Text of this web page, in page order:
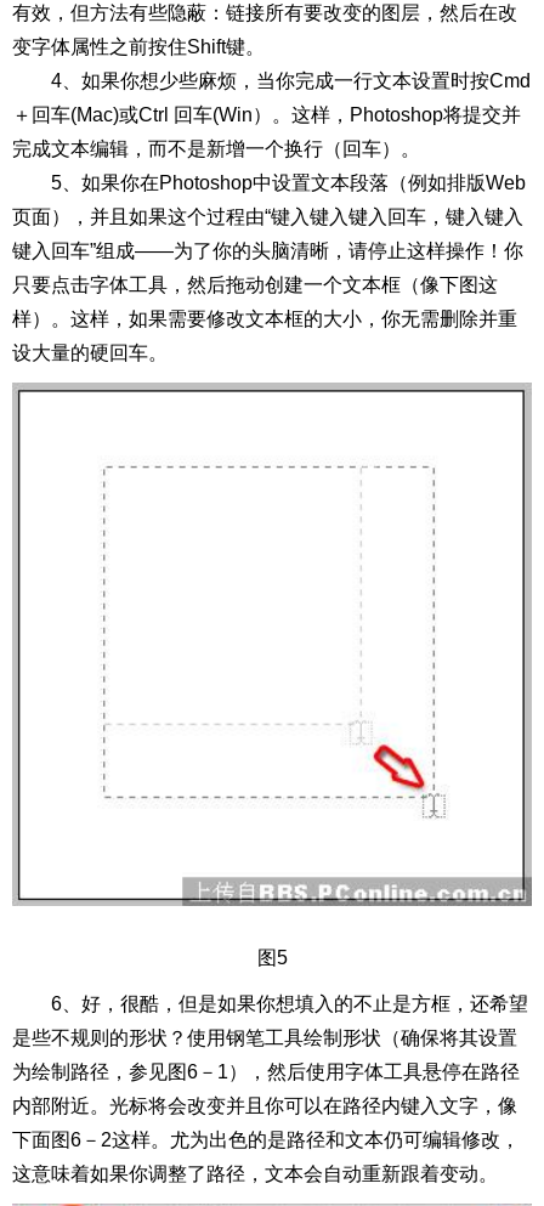
有效，但方法有些隐蔽：链接所有要改变的图层，然后在改
变字体属性之前按住Shift键。
4、如果你想少些麻烦，当你完成一行文本设置时按Cmd
＋回车(Mac)或Ctrl 回车(Win）。这样，Photoshop将提交并
完成文本编辑，而不是新增一个换行（回车）。
5、如果你在Photoshop中设置文本段落（例如排版Web
页面），并且如果这个过程由“键入键入键入回车，键入键入
键入回车”组成——为了你的头脑清晰，请停止这样操作！你
只要点击字体工具，然后拖动创建一个文本框（像下图这
样）。这样，如果需要修改文本框的大小，你无需删除并重
设大量的硬回车。
图5
6、好，很酷，但是如果你想填入的不止是方框，还希望
是些不规则的形状？使用钢笔工具绘制形状（确保将其设置
为绘制路径，参见图6－1），然后使用字体工具悬停在路径
内部附近。光标将会改变并且你可以在路径内键入文字，像
下面图6－2这样。尤为出色的是路径和文本仍可编辑修改，
这意味着如果你调整了路径，文本会自动重新跟着变动。